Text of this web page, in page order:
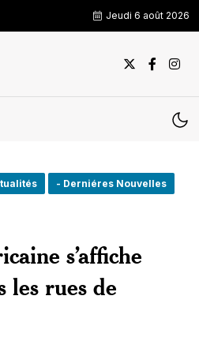
Jeudi 6 août 2026
- Derniéres Nouvelles
s’affiche
les rues de